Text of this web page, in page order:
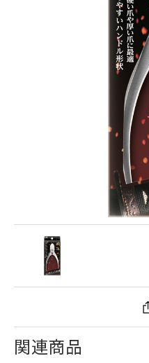
関連商品